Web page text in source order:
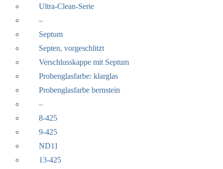
Ultra-Clean-Serie
–
Septum
Septen, vorgeschlitzt
Verschlusskappe mit Septum
Probenglasfarbe: klarglas
Probenglasfarbe bernstein
–
8-425
9-425
ND11
13-425